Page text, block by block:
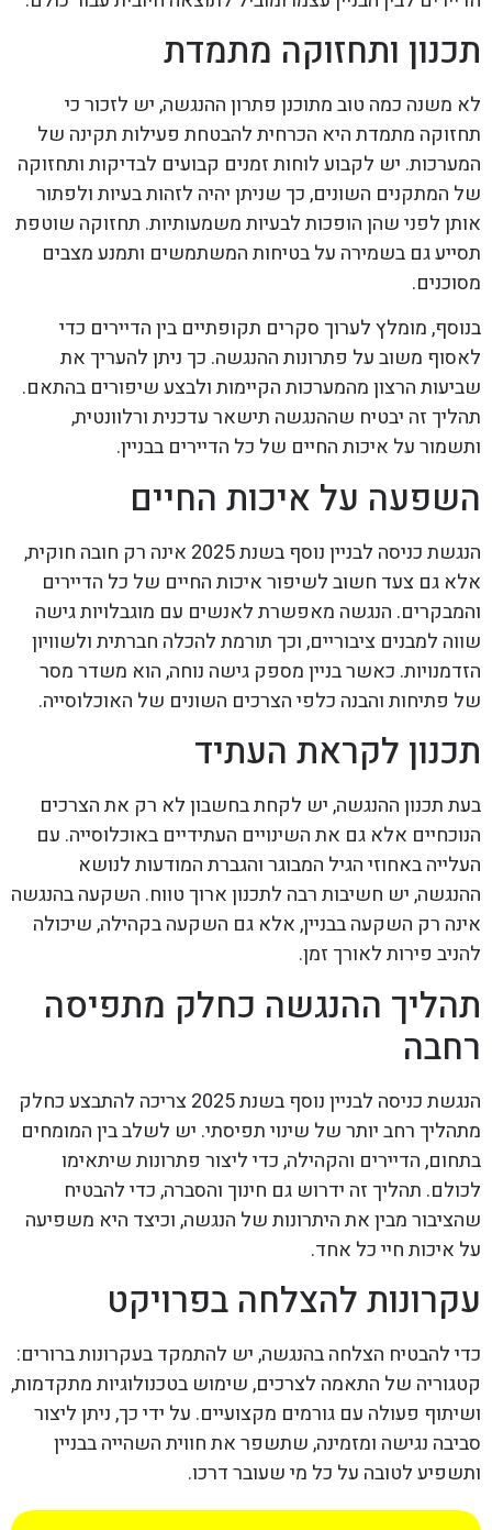
תכנון ותחזוקה מתמדת
לא משנה כמה טוב מתוכנן פתרון ההנגשה, יש לזכור כי
תחזוקה מתמדת היא הכרחית להבטחת פעילות תקינה של
המערכות. יש לקבוע לוחות זמנים קבועים לבדיקות ותחזוקה
של המתקנים השונים, כך שניתן יהיה לזהות בעיות ולפתור
אותן לפני שהן הופכות לבעיות משמעותיות. תחזוקה שוטפת
תסייע גם בשמירה על בטיחות המשתמשים ותמנע מצבים
מסוכנים.
בנוסף, מומלץ לערוך סקרים תקופתיים בין הדיירים כדי
לאסוף משוב על פתרונות ההנגשה. כך ניתן להעריך את
שביעות הרצון מהמערכות הקיימות ולבצע שיפורים בהתאם.
תהליך זה יבטיח שההנגשה תישאר עדכנית ורלוונטית,
ותשמור על איכות החיים של כל הדיירים בבניין.
השפעה על איכות החיים
הנגשת כניסה לבניין נוסף בשנת 2025 אינה רק חובה חוקית,
אלא גם צעד חשוב לשיפור איכות החיים של כל הדיירים
והמבקרים. הנגשה מאפשרת לאנשים עם מוגבלויות גישה
שווה למבנים ציבוריים, וכך תורמת להכלה חברתית ולשוויון
הזדמנויות. כאשר בניין מספק גישה נוחה, הוא משדר מסר
של פתיחות והבנה כלפי הצרכים השונים של האוכלוסייה.
תכנון לקראת העתיד
בעת תכנון ההנגשה, יש לקחת בחשבון לא רק את הצרכים
הנוכחיים אלא גם את השינויים העתידיים באוכלוסייה. עם
העלייה באחוזי הגיל המבוגר והגברת המודעות לנושא
ההנגשה, יש חשיבות רבה לתכנון ארוך טווח. השקעה בהנגשה
אינה רק השקעה בבניין, אלא גם השקעה בקהילה, שיכולה
להניב פירות לאורך זמן.
תהליך ההנגשה כחלק מתפיסה
רחבה
הנגשת כניסה לבניין נוסף בשנת 2025 צריכה להתבצע כחלק
מתהליך רחב יותר של שינוי תפיסתי. יש לשלב בין המומחים
בתחום, הדיירים והקהילה, כדי ליצור פתרונות שיתאימו
לכולם. תהליך זה ידרוש גם חינוך והסברה, כדי להבטיח
שהציבור מבין את היתרונות של הנגשה, וכיצד היא משפיעה
על איכות חיי כל אחד.
עקרונות להצלחה בפרויקט
כדי להבטיח הצלחה בהנגשה, יש להתמקד בעקרונות ברורים:
קטגוריה של התאמה לצרכים, שימוש בטכנולוגיות מתקדמות,
ושיתוף פעולה עם גורמים מקצועיים. על ידי כך, ניתן ליצור
סביבה נגישה ומזמינה, שתשפר את חווית השהייה בבניין
ותשפיע לטובה על כל מי שעובר דרכו.